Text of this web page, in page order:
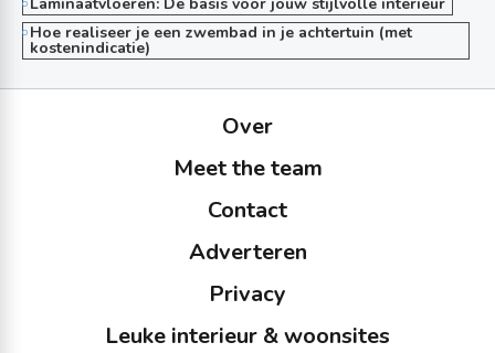
Laminaatvloeren: De basis voor jouw stijlvolle interieur
Hoe realiseer je een zwembad in je achtertuin (met
kostenindicatie)
Over
Meet the team
Contact
Adverteren
Privacy
Leuke interieur & woonsites